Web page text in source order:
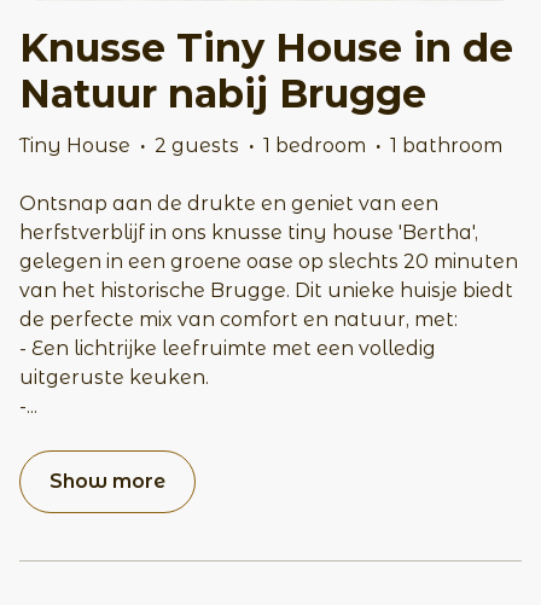
Knusse Tiny House in de
Natuur nabij Brugge
Tiny House · 2 guests · 1 bedroom · 1 bathroom
Ontsnap aan de drukte en geniet van een
herfstverblijf in ons knusse tiny house 'Bertha',
gelegen in een groene oase op slechts 20 minuten
van het historische Brugge. Dit unieke huisje biedt
de perfecte mix van comfort en natuur, met:
- Een lichtrijke leefruimte met een volledig
uitgeruste keuken.
-...
Show more